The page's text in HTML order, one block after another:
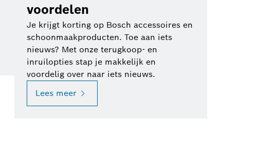
voordelen
Je krijgt korting op Bosch accessoires en
schoonmaakproducten. Toe aan iets
nieuws? Met onze terugkoop- en
inruilopties stap je makkelijk en
voordelig over naar iets nieuws.
Lees meer